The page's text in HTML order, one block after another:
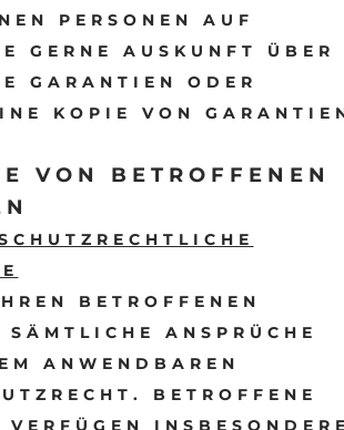
PERSONEN AUF
GERNE AUSKUNFT ÜBER
GARANTIEN ODER
KOPIE VON
VON BETROFFENEN
BETROFFENEN
SÄMTLICHE ANSPRÜCHE
ANWENDBAREN
BETROFFENE
VERFÜGEN